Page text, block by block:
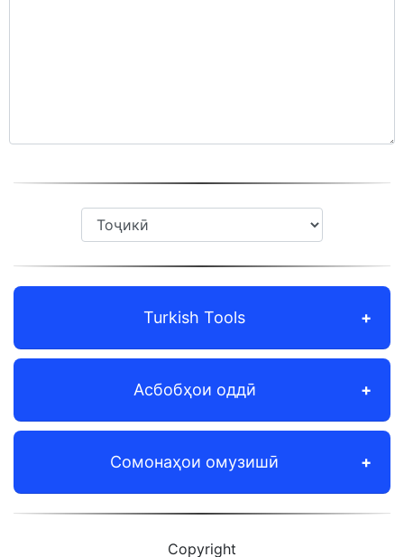
Turkish Tools
Асбобҳои оддӣ
Сомонаҳои омузишӣ
Copyright